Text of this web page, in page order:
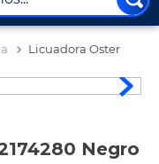
Licuadora Oster
Negro